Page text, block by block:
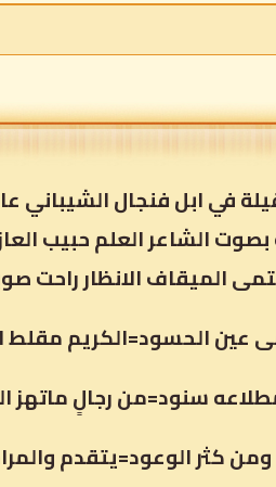
ابل فنجال الشيباني عام
الشاعر العلم حبيب
الميقاف الانظار راحت
عين الحسود=الكريم مقلط
سنود=من رجالٍ ماتهز
كثر الوعود=يتقدم